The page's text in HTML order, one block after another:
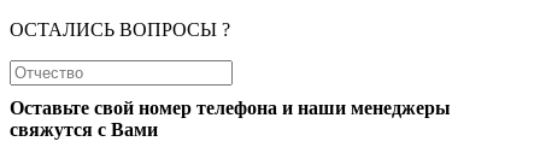
ОСТАЛИСЬ ВОПРОСЫ ?
Оставьте свой номер телефона и наши менеджеры
свяжутся с Вами